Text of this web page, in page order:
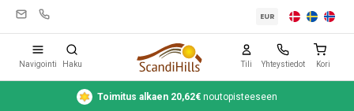
Leirintävarusteet
EUR
Navigointi Haku Tili Yhteystiedot Kori
Toimitus alkaen 20,62€ noutopisteeseen